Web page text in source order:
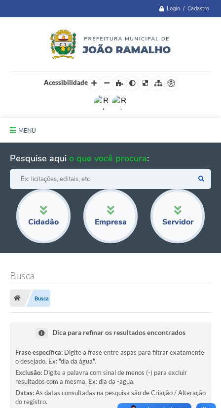
Login / Cadastro
Acessibilidade
MENU
A Cidade
Administração
Telefones Úteis
Educação
Transparência
Diário Oficial
Notícias
Ouvidoria
Pesquise aqui o que você procura:
Cidadão Empresa Servidor
Busca
Busca
Dica para refinar os resultados encontrados
Frase específica: Digite a frase entre aspas para filtrar exatamente
o desejado. Ex: "dia da água".
Exclusão: Digite a palavra com sinal de menos (-) para excluir
resultados com a mesma. Ex: dia da -agua.
Datas:As datas consultadas na pesquisa são de Criação / Alteração
do registro.